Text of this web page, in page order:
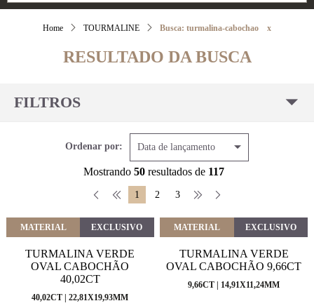
TOURMALINE Busca: turmalina-cabochao x
RESULTADO DA BUSCA
FILTROS
1 2 3
Mostrando 50resultados de 117
Ordenar por: Data de lançamento
MATERIAL EXCLUSIVO
TURMALINA VERDE
OVAL CABOCHÃO
40,02CT
40,02CT | 22,81X19,93MM
MATERIAL EXCLUSIVO
TURMALINA VERDE
OVAL CABOCHÃO 9,66CT
9,66CT | 14,91X11,24MM